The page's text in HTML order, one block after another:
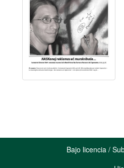
Bajo licencia /